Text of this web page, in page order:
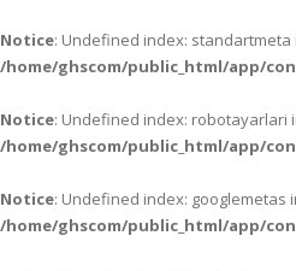
Notice: Undefined index: standartmeta
/home/ghscom/public_html/app/
Notice: Undefined index: robotayarlari
/home/ghscom/public_html/app/
Notice: Undefined index: googlemetas
/home/ghscom/public_html/app/